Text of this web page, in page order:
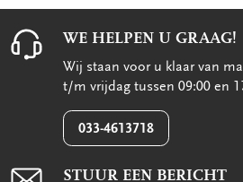
WE HELPEN U GRAAG!
Wij staan voor u klaar van
t/m vrijdag tussen 09:00 en
033-4613718
STUUR EEN BERICHT